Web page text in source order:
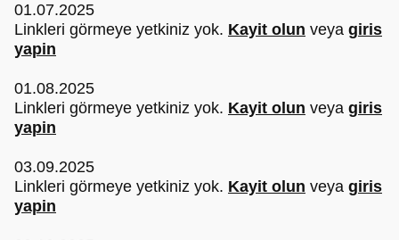
01.07.2025
Linkleri görmeye yetkiniz yok. Kayit olun veya giris
yapin
01.08.2025
Linkleri görmeye yetkiniz yok. Kayit olun veya giris
yapin
03.09.2025
Linkleri görmeye yetkiniz yok. Kayit olun veya giris
yapin